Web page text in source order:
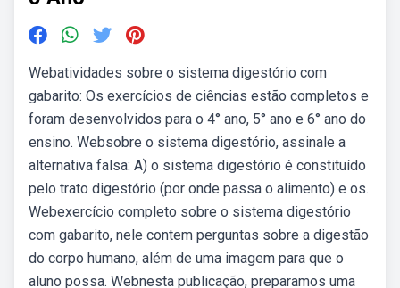
Webatividades sobre o sistema digestório com
gabarito: Os exercícios de ciências estão completos e
foram desenvolvidos para o 4° ano, 5° ano e 6° ano do
ensino. Websobre o sistema digestório, assinale a
alternativa falsa: A) o sistema digestório é constituído
pelo trato digestório (por onde passa o alimento) e os.
Webexercício completo sobre o sistema digestório
com gabarito, nele contem perguntas sobre a digestão
do corpo humano, além de uma imagem para que o
aluno possa. Webnesta publicação, preparamos uma